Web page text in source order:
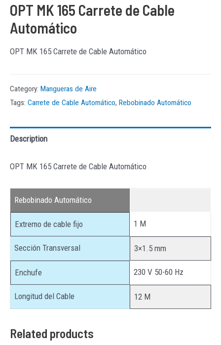
OPT MK 165 Carrete de Cable
Automático
OPT MK 165 Carrete de Cable Automático
Category: Mangueras de Aire
Tags: Carrete de Cable Automático, Rebobinado Automático
Description
OPT MK 165 Carrete de Cable Automático
Rebobinado Automático
Extremo de cable fijo 1 M
Sección Transversal 3×1.5 mm
Enchufe 230 V 50-60 Hz
Longitud del Cable 12 M
Related products